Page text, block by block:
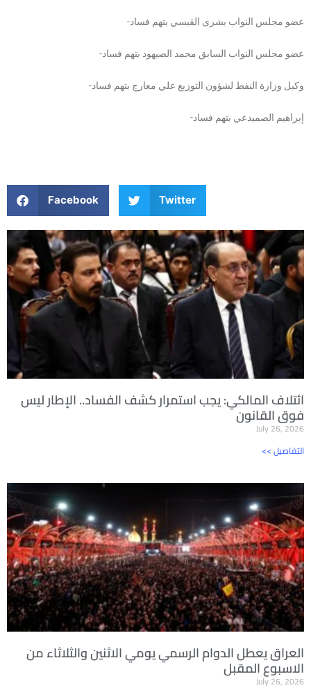
-عضو مجلس النواب بشرى القيسي بتهم فساد
-عضو مجلس النواب السابق محمد الصيهود بتهم فساد
-وكيل وزارة النفط لشؤون التوزيع علي معارج بتهم فساد
-إبراهيم الصميدعي بتهم فساد
Facebook Twitter
ائتلاف المالكي: يجب استمرار كشف الفساد.. الإطار ليس
فوق القانون
July 26, 2026
<< التفاصيل
العراق يعطل الدوام الرسمي يومي الاثنين والثلاثاء من
الاسبوع المقبل
July 26, 2026